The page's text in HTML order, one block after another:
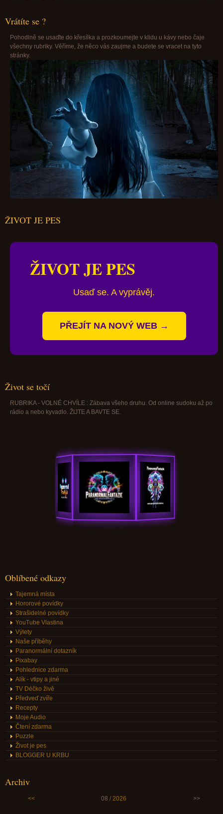
Vrátíte se ?
Pohodlně se usaďte do křesílka a prozkoumejte v klidu u kávy nebo čaje
všechny rubriky. Věříme, že něco vás zaujme a budete se vracet na tyto
stránky.
ŽIVOT JE PES
ŽIVOT JE PES
Usaď se. A vyprávěj.
PŘEJÍT NA NOVÝ WEB →
Život se točí
RUBRIKA - VOLNÉ CHVÍLE : Zábava všeho druhu. Od online sudoku až po
rádio a nebo kyvadlo. ŽIJTE A BAVTE SE.
Oblíbené odkazy
Tajemná místa
Hororové povídky
Strašidelné povídky
YouTube Vlastina
Výlety
Naše příběhy
Paranormální dotazník
Pixabay
Pohlednice zdarma
Alík - vtipy a jiné
TV Déčko živě
Předveď zvíře
Recepty
Moje Audio
Čtení zdarma
Puzzle
Život je pes
BLOGGER U KRBU
Archiv
<< 08 / 2026 >>